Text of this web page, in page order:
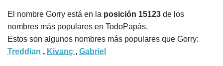
El nombre Gorry está en la posición 15123 de los
nombres más populares en TodoPapás.
Estos son algunos nombres más populares que Gorry:
Treddian , Kivanç , Gabriel